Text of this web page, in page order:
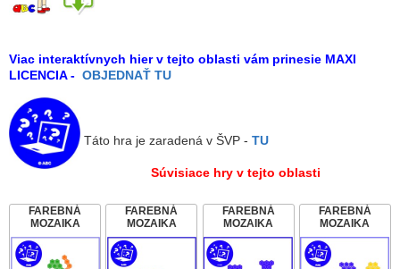
Viac interaktívnych hier v tejto oblasti vám prinesie MAXI
LICENCIA - OBJEDNAŤ TU
Táto hra je zaradená v ŠVP - TU
Súvisiace hry v tejto oblasti
FAREBNÁ
MOZAIKA
FAREBNÁ
MOZAIKA
FAREBNÁ
MOZAIKA
FAREBNÁ
MOZAIKA